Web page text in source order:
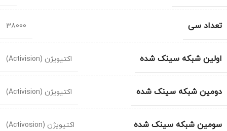
تعداد سی 38000
اولین شبکه سینک شده اکتیویژن (Activision)
دومین شبکه سینک شده اکتیویژن (Activision)
سومین شبکه سینک شده اکتیویژن (Activosion)